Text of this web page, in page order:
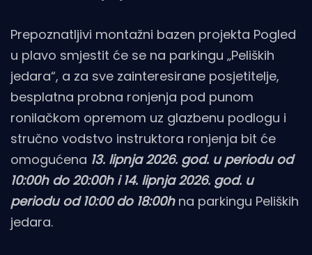
Prepoznatljivi montažni bazen projekta Pogled
u plavo smjestit će se na parkingu „Peliških
jedara“, a za sve zainteresirane posjetitelje,
besplatna probna ronjenja pod punom
ronilačkom opremom uz glazbenu podlogu i
stručno vodstvo instruktora ronjenja bit će
omogućena 13. lipnja 2026. god. u periodu od
10:00h do 20:00h i 14. lipnja 2026. god. u
periodu od 10:00 do 18:00h na parkingu Peliških
jedara.